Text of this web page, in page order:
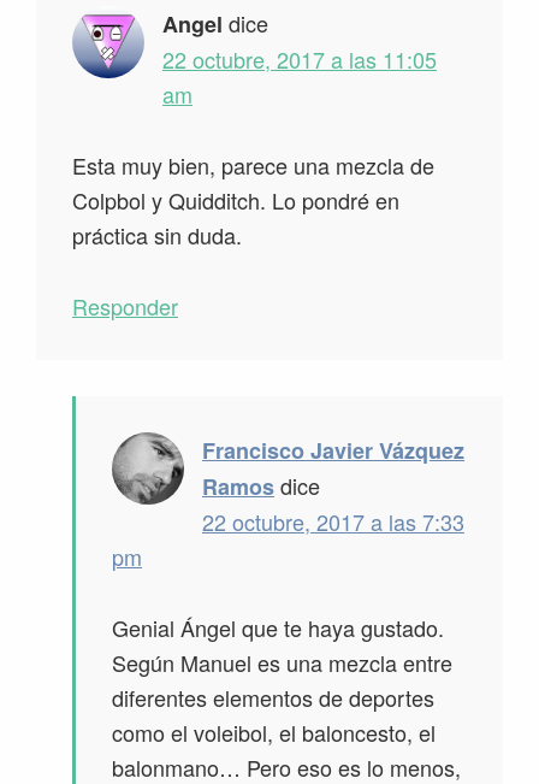
Angel dice
22 octubre, 2017 a las 11:05
am
Esta muy bien, parece una mezcla de
Colpbol y Quidditch. Lo pondré en
práctica sin duda.
Responder
Francisco Javier Vázquez
Ramosdice
22 octubre, 2017 a las 7:33
pm
Genial Ángel que te haya gustado.
Según Manuel es una mezcla entre
diferentes elementos de deportes
como el voleibol, el baloncesto, el
balonmano… Pero eso es lo menos,